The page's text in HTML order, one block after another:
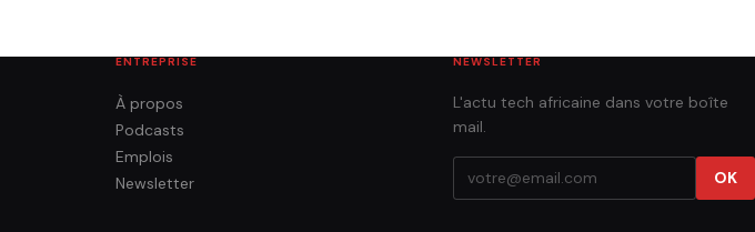
ENTREPRISE
À propos
Podcasts
Emplois
Newsletter
NEWSLETTER
L'actu tech africaine dans votre boîte
mail.
OK